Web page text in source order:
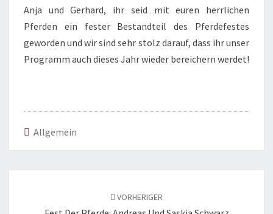
Anja und Gerhard, ihr seid mit euren herrlichen
Pferden ein fester Bestandteil des Pferdefestes
geworden und wir sind sehr stolz darauf, dass ihr unser
Programm auch dieses Jahr wieder bereichern werdet!
Allgemein
VORHERIGER